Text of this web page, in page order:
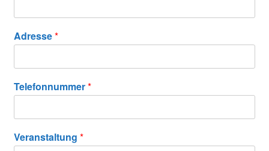
Adresse*
Telefonnummer*
Veranstaltung*